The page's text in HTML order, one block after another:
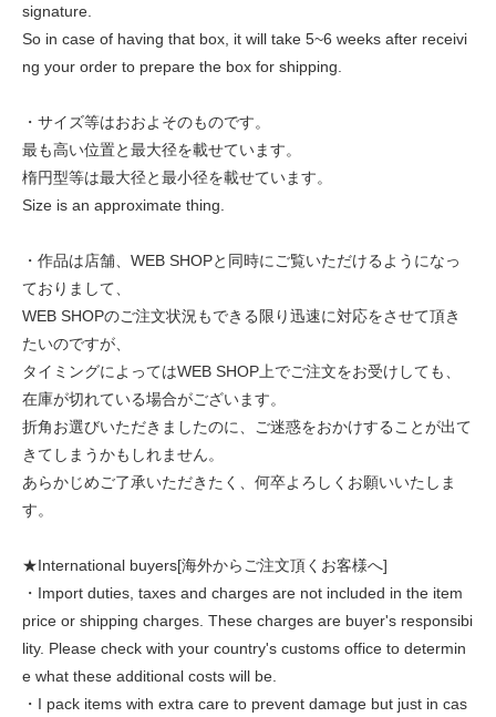
signature.
So in case of having that box, it will take 5~6 weeks after receivi
ng your order to prepare the box for shipping.
・サイズ等はおおよそのものです。
最も高い位置と最大径を載せています。
楕円型等は最大径と最小径を載せています。
Size is an approximate thing.
・作品は店舗、WEB SHOPと同時にご覧いただけるようになっ
ておりまして、
WEB SHOPのご注文状況もできる限り迅速に対応をさせて頂き
たいのですが、
タイミングによってはWEB SHOP上でご注文をお受けしても、
在庫が切れている場合がございます。
折角お選びいただきましたのに、ご迷惑をおかけすることが出て
きてしまうかもしれません。
あらかじめご了承いただきたく、何卒よろしくお願いいたしま
す。
★International buyers[海外からご注文頂くお客様へ]
・Import duties, taxes and charges are not included in the item
price or shipping charges. These charges are buyer's responsibi
lity. Please check with your country's customs office to determin
e what these additional costs will be.
・I pack items with extra care to prevent damage but just in cas